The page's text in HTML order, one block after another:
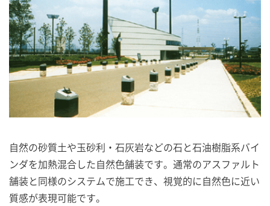
自然の砂質土や玉砂利・石灰岩などの石と石油樹脂系バイ
ンダを加熱混合した自然色舗装です。通常のアスファルト
舗装と同様のシステムで施工でき、視覚的に自然色に近い
質感が表現可能です。